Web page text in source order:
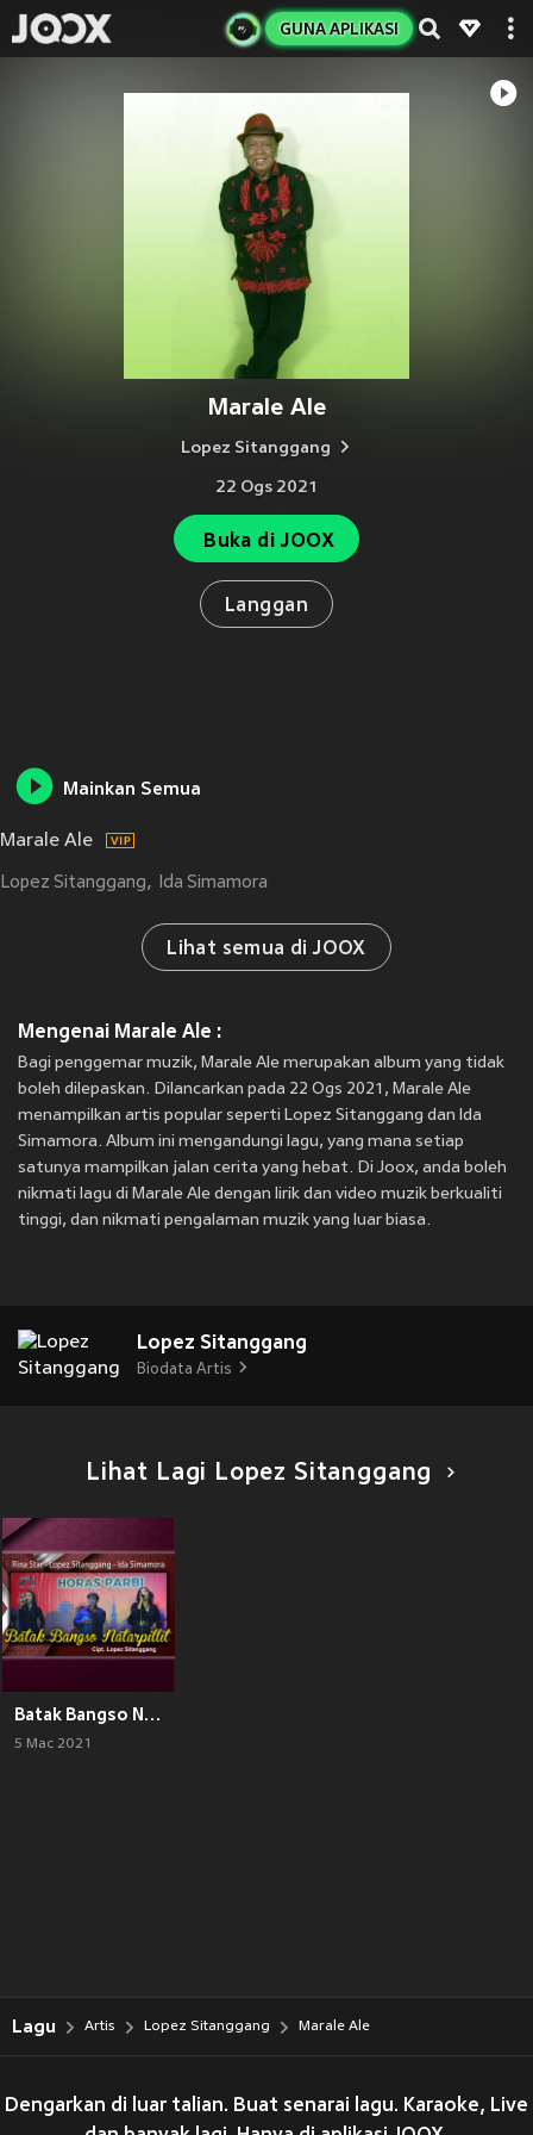
GUNA APLIKASI
Marale Ale
Lopez Sitanggang
22 Ogs 2021
Buka di JOOX
Langgan
Mainkan Semua
Marale Ale
Lopez Sitanggang Ida Simamora
Lihat semua di JOOX
Mengenai Marale Ale :
Bagi penggemar muzik, Marale Ale merupakan album yang tidak
boleh dilepaskan. Dilancarkan pada 22 Ogs 2021, Marale Ale
menampilkan artis popular seperti Lopez Sitanggang dan Ida
Simamora. Album ini mengandungi lagu, yang mana setiap
satunya mampilkan jalan cerita yang hebat. Di Joox, anda boleh
nikmati lagu di Marale Ale dengan lirik dan video muzik berkualiti
tinggi, dan nikmati pengalaman muzik yang luar biasa.
Lopez Sitanggang
Biodata Artis
Lihat Lagi Lopez Sitanggang
Batak Bangso Natarpillit
5 Mac 2021
Lagu Artis Lopez Sitanggang Marale Ale
Dengarkan di luar talian. Buat senarai lagu. Karaoke, Live